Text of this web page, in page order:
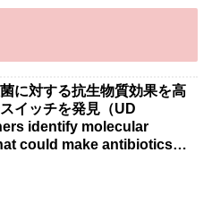
に対する抗生物質効果を高
イッチを発見（UD
identify molecular
could make antibiotics